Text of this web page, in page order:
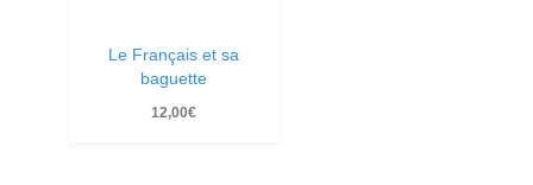
Le Français et sa
baguette
12,00€